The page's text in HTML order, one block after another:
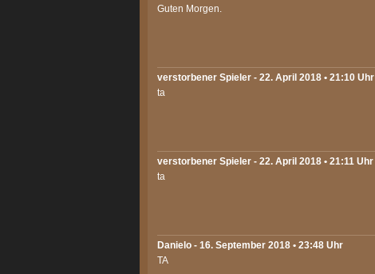
Guten Morgen.
verstorbener Spieler - 22. April 2018 • 21:10 Uhr
ta
verstorbener Spieler - 22. April 2018 • 21:11 Uhr
ta
Danielo - 16. September 2018 • 23:48 Uhr
TA